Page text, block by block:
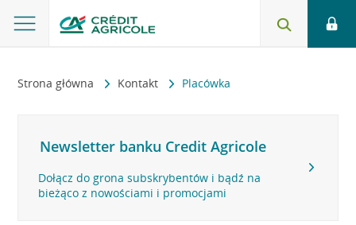
Strona główna Kontakt Placówka
Newsletter banku Credit Agricole
Dołącz do grona subskrybentów i bądź na
bieżąco z nowościami i promocjami